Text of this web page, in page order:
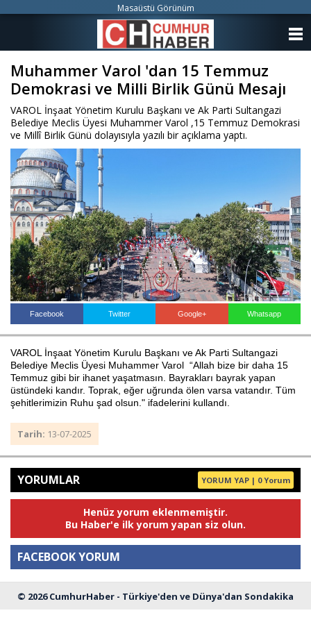
Muhammer Varol 'dan 15 Temmuz
Demokrasi ve Milli Birlik Günü Mesajı
VAROL İnşaat Yönetim Kurulu Başkanı ve Ak Parti Sultangazi
Belediye Meclis Üyesi Muhammer Varol ,15 Temmuz Demokrasi
ve Millî Birlik Günü dolayısıyla yazılı bir açıklama yaptı.
Facebook Twitter Google+ Whatsapp
VAROL İnşaat Yönetim Kurulu Başkanı ve Ak Parti Sultangazi
Belediye Meclis Üyesi Muhammer Varol “Allah bize bir daha 15
Temmuz gibi bir ihanet yaşatmasın. Bayrakları bayrak yapan
üstündeki kandır. Toprak, eğer uğrunda ölen varsa vatandır. Tüm
şehitlerimizin Ruhu şad olsun." ifadelerini kullandı.
Tarih: 13-07-2025
YORUMLAR YORUM YAP | 0 Yorum
Henüz yorum eklenmemiştir.
Bu Haber'e ilk yorum yapan siz olun.
FACEBOOK YORUM
Yorum
Masaüstü Görünüm
© 2026 CumhurHaber - Türkiye'den ve Dünya'dan Sondakika
KATEGORİLER
ANKETLER
VİDEO GALERİ
KÜNYE
İLETİŞİM
Haberin Doğru Adresi.